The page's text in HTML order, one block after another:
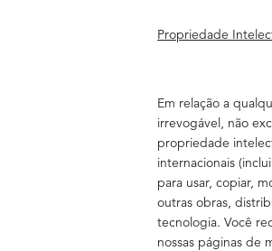
Propriedade
Em relação a
irrevogável, não
propriedade
internacionais
para usar, copiar,
outras obras,
tecnologia. Você
nossas páginas de